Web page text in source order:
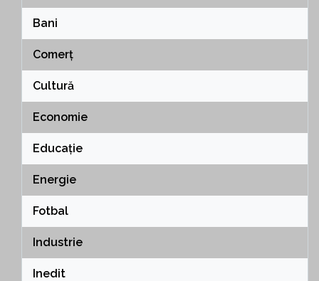
Bani
Comerț
Cultură
Economie
Educație
Energie
Fotbal
Industrie
Inedit